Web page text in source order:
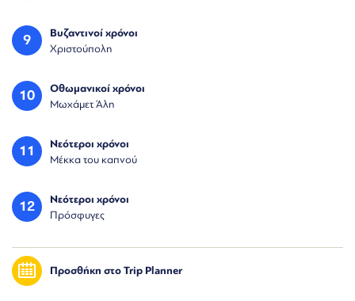
9 Βυζαντινοί χρόνοι
Χριστούπολη
10 Οθωμανικοί χρόνοι
Μωχάμετ Άλη
11 Νεότεροι χρόνοι
Μέκκα του καπνού
12 Νεότεροι χρόνοι
Πρόσφυγες
Προσθήκη στο Trip Planner